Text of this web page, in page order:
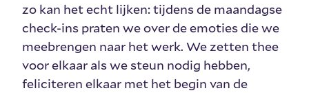
zo kan het echt lijken: tijdens de maandagse
check-ins praten we over de emoties die we
meebrengen naar het werk. We zetten thee
voor elkaar als we steun nodig hebben,
feliciteren elkaar met het begin van de